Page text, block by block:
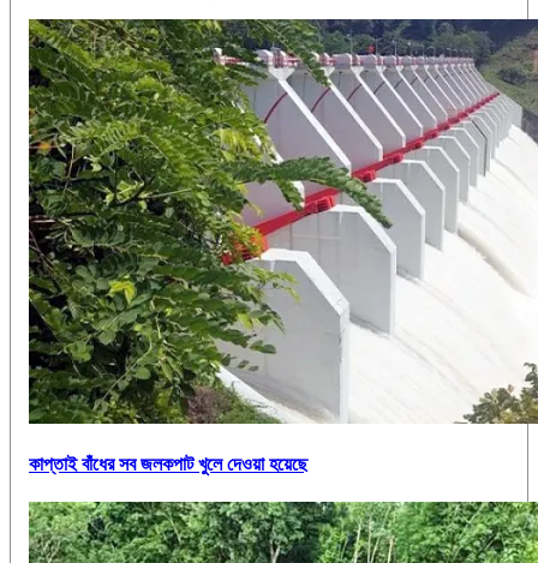
কাপ্তাই বাঁধের সব জলকপাট খুলে দেওয়া হয়েছে